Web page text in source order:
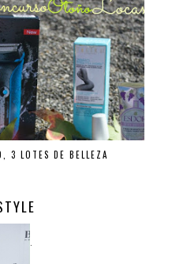
3 LOTES DE BELLEZA